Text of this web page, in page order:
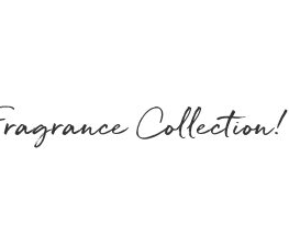
Collection!